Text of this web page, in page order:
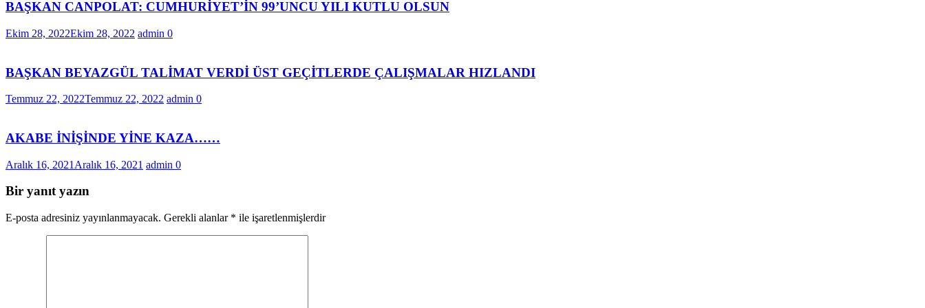
BAŞKAN CANPOLAT: CUMHURİYET’İN 99’UNCU YILI KUTLU OLSUN
Ekim 28, 2022Ekim 28, 2022 admin 0
BAŞKAN BEYAZGÜL TALİMAT VERDİ ÜST GEÇİTLERDE ÇALIŞMALAR HIZLANDI
Temmuz 22, 2022Temmuz 22, 2022 admin 0
AKABE İNİŞİNDE YİNE KAZA……
Aralık 16, 2021 Aralık 16, 2021 admin 0
Bir yanıt yazın
E-posta adresiniz yayınlanmayacak. Gerekli alanlar * ile işaretlenmişlerdir